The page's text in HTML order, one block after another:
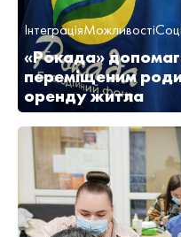
ІнтеграціяМожливості
«Рокада»
переміщеним
оренду житла